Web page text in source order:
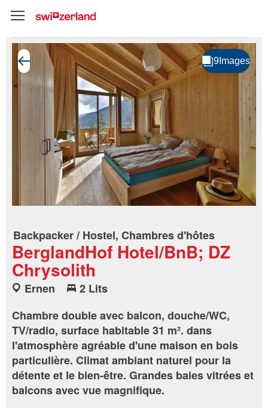
Backpacker / Hostel, Chambres d'hôtes
BerglandHof Hotel/BnB; DZ
Chrysolith
Ernen
2 Lits
Chambre double avec balcon, douche/WC,
TV/radio, surface habitable 31 m². dans
l'atmosphère agréable d'une maison en bois
particulière. Climat ambiant naturel pour la
détente et le bien-être. Grandes baies vitrées et
balcons avec vue magnifique.